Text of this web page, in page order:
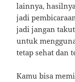
lainnya,
jadi
jadi jangan
untuk
tetap sehat dan
Kamu bisa